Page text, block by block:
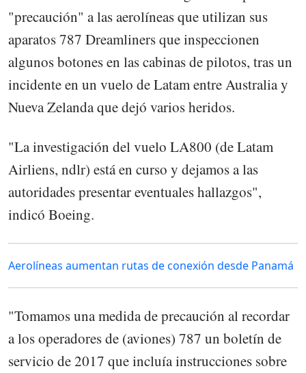
"precaución" a las aerolíneas que utilizan sus
aparatos 787 Dreamliners que inspeccionen
algunos botones en las cabinas de pilotos, tras un
incidente en un vuelo de Latam entre Australia y
Nueva Zelanda que dejó varios heridos.
"La investigación del vuelo LA800 (de Latam
Airliens, ndlr) está en curso y dejamos a las
autoridades presentar eventuales hallazgos",
indicó Boeing.
Aerolíneas aumentan rutas de conexión desde Panamá
"Tomamos una medida de precaución al recordar
a los operadores de (aviones) 787 un boletín de
servicio de 2017 que incluía instrucciones sobre